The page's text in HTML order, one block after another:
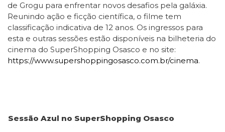
de Grogu para enfrentar novos desafios pela galáxia.
Reunindo ação e ficção científica, o filme tem
classificação indicativa de 12 anos. Os ingressos para
esta e outras sessões estão disponíveis na bilheteria do
cinema do SuperShopping Osasco e no site:
https://www.supershoppingosasco.com.br/cinema.
Sessão Azul no SuperShopping Osasco